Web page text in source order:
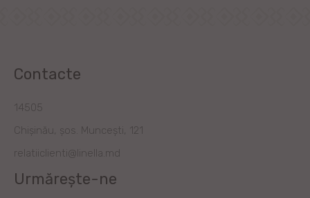
Contacte
14505
Chișinău, șos. Muncești, 121
relatiiclienti@linella.md
Urmărește-ne